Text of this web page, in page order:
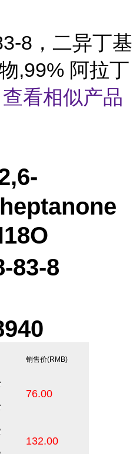
8，二异丁基
,99% 阿拉丁
查看相似产品
83-8
销售价(RMB)
76.00
132.00